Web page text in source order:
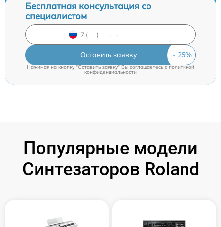
Бесплатная консультация со
специалистом
Оставить заявку
Нажимая на кнопку "Оставить заявку" Вы соглашаетесь c политикой
конфиденциальности
Популярные модели
Синтезаторов Roland